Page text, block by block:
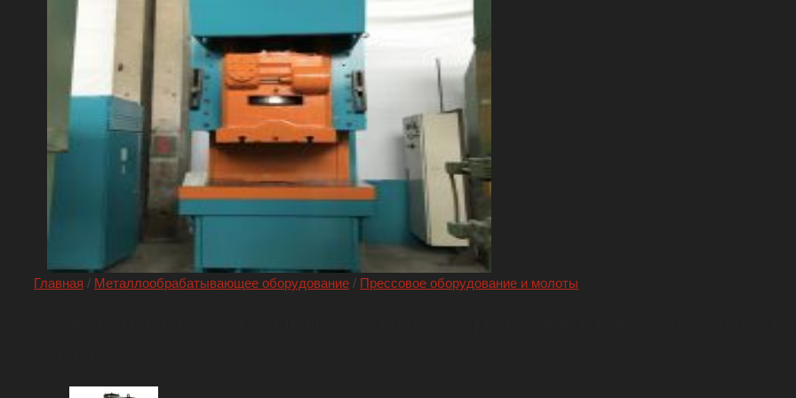
Главная / Металлообрабатывающее оборудование / Прессовое оборудование и молоты